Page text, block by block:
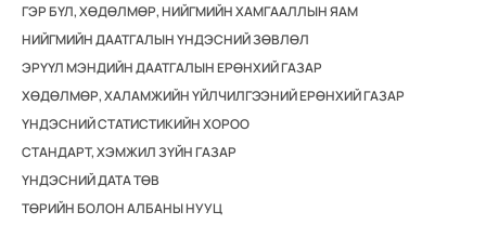
ГЭР БҮЛ, ХӨДӨЛМӨР, НИЙГМИЙН ХАМГААЛЛЫН ЯАМ
НИЙГМИЙН ДААТГАЛЫН ҮНДЭСНИЙ ЗӨВЛӨЛ
ЭРҮҮЛ МЭНДИЙН ДААТГАЛЫН ЕРӨНХИЙ ГАЗАР
ХӨДӨЛМӨР, ХАЛАМЖИЙН ҮЙЛЧИЛГЭЭНИЙ ЕРӨНХИЙ ГАЗАР
ҮНДЭСНИЙ СТАТИСТИКИЙН ХОРОО
СТАНДАРТ, ХЭМЖИЛ ЗҮЙН ГАЗАР
ҮНДЭСНИЙ ДАТА ТӨВ
ТӨРИЙН БОЛОН АЛБАНЫ НУУЦ